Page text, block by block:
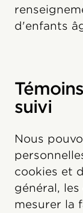
d'enfants
suivi
Nous
cookies et
général,
mesurer la